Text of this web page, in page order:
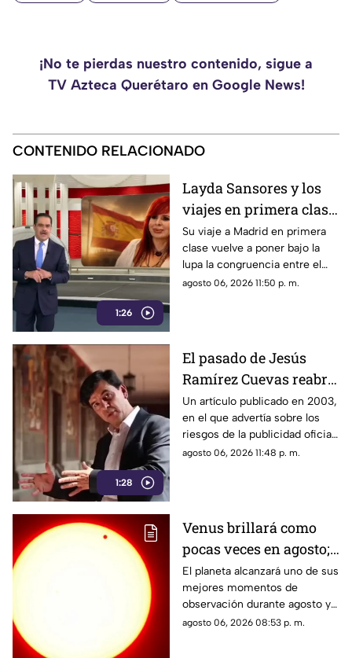
¡No te pierdas nuestro contenido, sigue a
TV Azteca Querétaro en Google News!
CONTENIDO RELACIONADO
1:26
Layda Sansores y los
viajes en primera clase
que reavivan el debate
sobre la austeridad
Su viaje a Madrid en primera
clase vuelve a poner bajo la
lupa la congruencia entre el
discurso de austeridad
agosto 06, 2026 11:50 p. m.
1:28
El pasado de Jesús
Ramírez Cuevas reabre
el debate sobre la
censura
Un artículo publicado en 2003,
en el que advertía sobre los
riesgos de la publicidad oficial
y la censura a los medios
agosto 06, 2026 11:48 p. m.
Venus brillará como
pocas veces en agosto;
a esta hora podrás
verlo durante este mes
El planeta alcanzará uno de sus
mejores momentos de
observación durante agosto y
podrá distinguirse sin
agosto 06, 2026 08:53 p. m.